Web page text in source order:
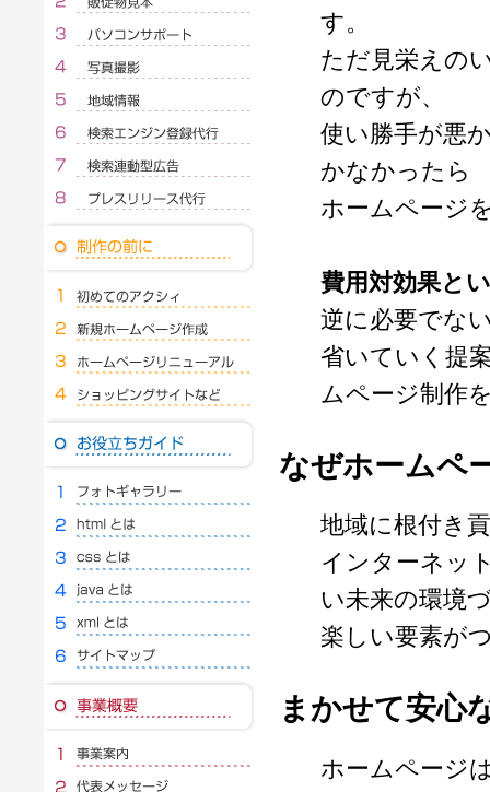
す。
ただ見栄えの
のですが、
使い勝手が悪
かなかったら
ホームページ
費用対効果と
逆に必要でな
省いていく提
ムページ制作
なぜホームペ
地域に根付き
インターネッ
い未来の環境
楽しい要素が
まかせて安心
ホームページ